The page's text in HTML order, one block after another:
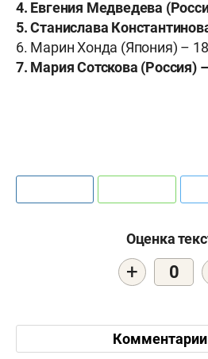
4. Евгения Медведева
5. Станислава
6. Марин Хонда (Япония) –
7. Мария Сотскова (Россия)
Оценка
+ 0
Комментарии